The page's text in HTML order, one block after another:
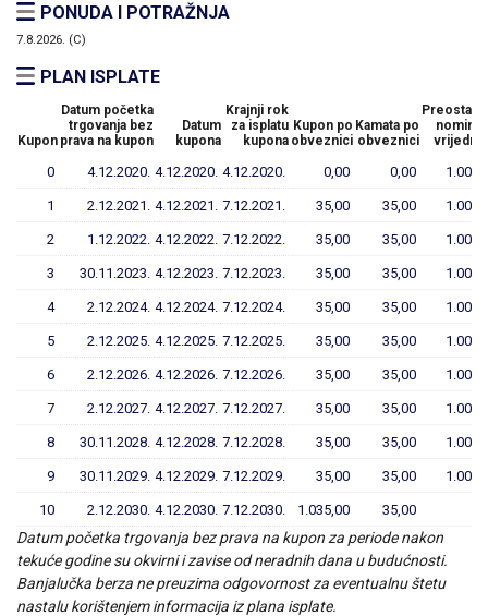
PONUDA I POTRAŽNJA
7.8.2026. (C)
PLAN ISPLATE
Kupon
Datum početka
trgovanja bez
prava na kupon
Datum
kupona
Krajnji rok
za isplatu
kupona
Kupon po
obveznici
Kamata po
obveznici
Preostali
0 4.12.2020. 4.12.2020. 4.12.2020. 0,00 0,00
1 2.12.2021. 4.12.2021. 7.12.2021. 35,00 35,00
2 1.12.2022. 4.12.2022. 7.12.2022. 35,00 35,00
3 30.11.2023. 4.12.2023. 7.12.2023. 35,00 35,00
4 2.12.2024. 4.12.2024. 7.12.2024. 35,00 35,00
5 2.12.2025. 4.12.2025. 7.12.2025. 35,00 35,00
6 2.12.2026. 4.12.2026. 7.12.2026. 35,00 35,00
7 2.12.2027. 4.12.2027. 7.12.2027. 35,00 35,00
8 30.11.2028. 4.12.2028. 7.12.2028. 35,00 35,00
9 30.11.2029. 4.12.2029. 7.12.2029. 35,00 35,00
10 2.12.2030. 4.12.2030. 7.12.2030. 1.035,00 35,00
Datum početka trgovanja bez prava na kupon za periode nakon
tekuće godine su okvirni i zavise od neradnih dana u budućnosti.
Banjalučka berza ne preuzima odgovornost za eventualnu štetu
nastalu korištenjem informacija iz plana isplate.